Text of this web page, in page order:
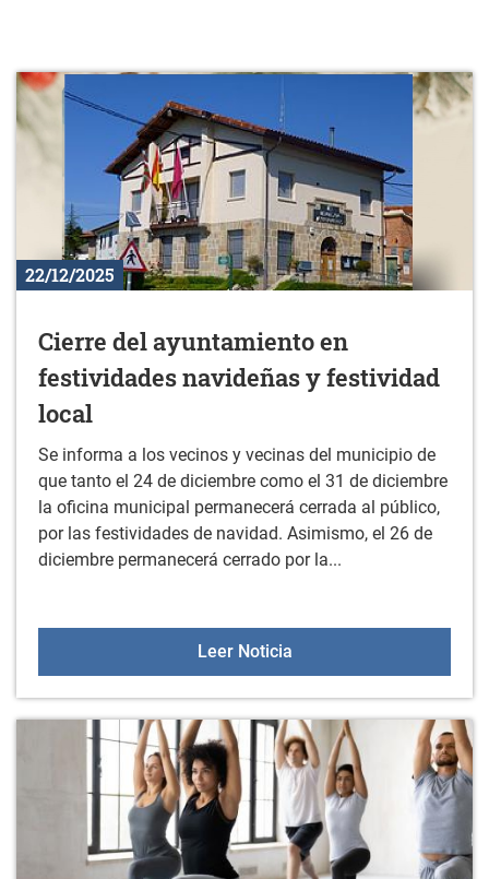
22/12/2025
Cierre del ayuntamiento en
festividades navideñas y festividad
local
Se informa a los vecinos y vecinas del municipio de
que tanto el 24 de diciembre como el 31 de diciembre
la oficina municipal permanecerá cerrada al público,
por las festividades de navidad. Asimismo, el 26 de
diciembre permanecerá cerrado por la...
Leer NoticiaCierre del ayuntamiento